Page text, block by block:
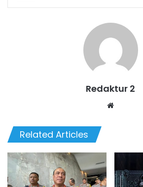
Redaktur 2
Related Articles